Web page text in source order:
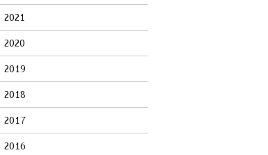
2021
2020
2019
2018
2017
2016